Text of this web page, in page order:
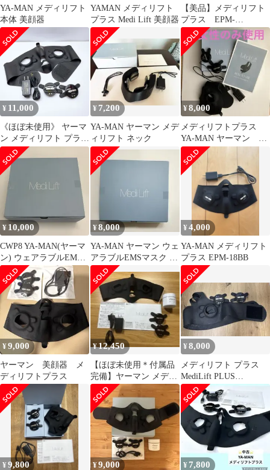
YA-MAN メディリフト
本体 美顔器
YAMAN メディリフト
プラス Medi Lift 美顔器
【美品】メディリフト
プラス EPM-
18BB【メディリフトゲ
ル付】
¥ 11,000
《ほぼ未使用》 ヤーマ
ン メディリフト プラス
YA-MAN ,2606N337
¥7,200
YA-MAN ヤーマン メデ
ィリフト ネック
¥8,000
メディリフトプラス
YA-MAN ヤーマン
EPM-18BB リフトアッ
プ
¥ 10,000
CWP8 YA-MAN(ヤーマ
ン) ウェアラブルEMS
マスク メディリフト プ
ラス ゲルセット 美顔器
小顔 リフトアップ ブラ
ック EPM18BB1
¥8,000
YA-MAN ヤーマン ウェ
アラブルEMSマスク メ
ディリフト プラス
¥4,000
YA-MAN メディリフト
プラス EPM-18BB
¥9,000
ヤーマン 美顔器 メ
ディリフトプラス
¥12,450
【ほぼ未使用＊付属品
完備】ヤーマン メディ
リフトプラス YA-MAN
¥8,000
メディリフト プラス
MediLift PLUS
EPM18BB フェイスマ
スク
¥9,800 ¥9,000 ¥ 7,800